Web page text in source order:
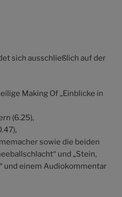
sich ausschließlich auf der
Making Of „Einblicke in
(6.25),
sowie die beiden
und „Stein,
und einem Audiokommentar